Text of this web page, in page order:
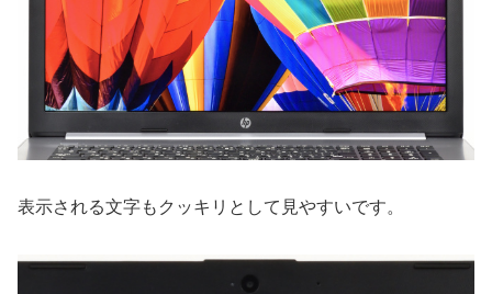
表示される文字もクッキリとして見やすいです。